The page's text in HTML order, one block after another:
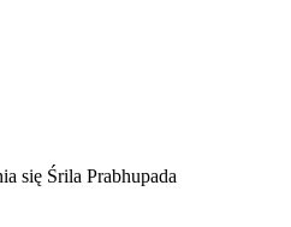
się Śrila Prabhupada